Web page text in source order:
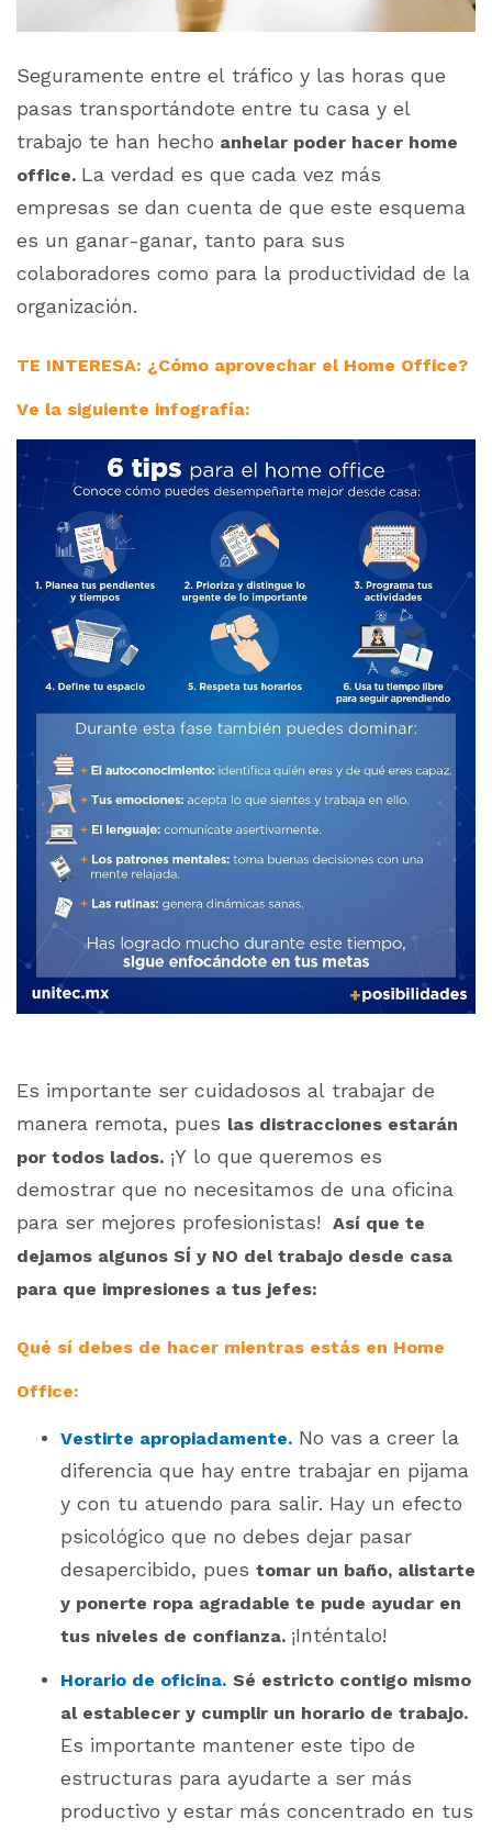
Seguramente entre el tráfico y las horas que
pasas transportándote entre tu casa y el
trabajo te han hecho anhelar poder hacer home
office. La verdad es que cada vez más
empresas se dan cuenta de que este esquema
es un ganar-ganar, tanto para sus
colaboradores como para la productividad de la
organización.
TE INTERESA: ¿Cómo aprovechar el Home Office?
Ve la siguiente infografía:
Es importante ser cuidadosos al trabajar de
manera remota, pues las distracciones estarán
por todos lados. ¡Y lo que queremos es
demostrar que no necesitamos de una oficina
para ser mejores profesionistas!
Así que te
dejamos algunos SÍ y NO del trabajo desde casa
para que impresiones a tus jefes:
Qué sí debes de hacer mientras estás en Home
Office:
Vestirte apropiadamente. No vas a creer la
diferencia que hay entre trabajar en pijama
y con tu atuendo para salir. Hay un efecto
psicológico que no debes dejar pasar
desapercibido, pues tomar un baño, alistarte
y ponerte ropa agradable te pude ayudar en
tus niveles de confianza. ¡Inténtalo!
Horario de oficina. Sé estricto contigo mismo
al establecer y cumplir un horario de trabajo.
Es importante mantener este tipo de
estructuras para ayudarte a ser más
productivo y estar más concentrado en tus